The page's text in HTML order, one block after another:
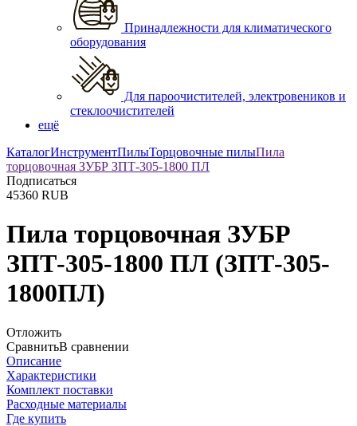
Принадлежности для климатического
оборудования
Для пароочистителей, электровеников и
стеклоочистителей
ещё
КаталогИнструментПилыТорцовочные пилыПила
торцовочная ЗУБР ЗПТ-305-1800 ПЛ
Подписаться
45360 RUB
Пила торцовочная ЗУБР
ЗПТ-305-1800 ПЛ (ЗПТ-305-
1800ПЛ)
Отложить
СравнитьВ сравнении
Описание
Характеристики
Комплект поставки
Расходные материалы
Где купить